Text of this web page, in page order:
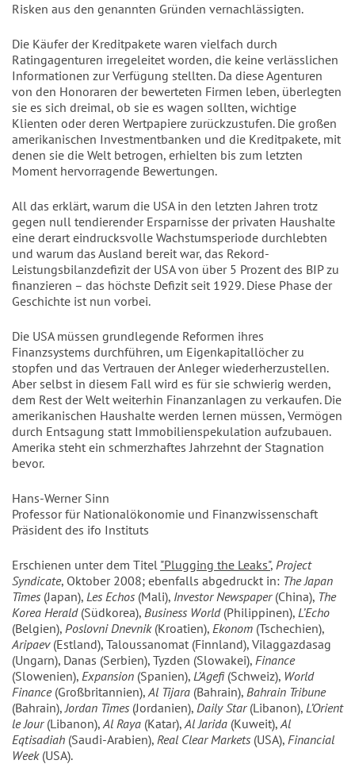
Risken aus den genannten Gründen vernachlässigten.
Die Käufer der Kreditpakete waren vielfach durch
Ratingagenturen irregeleitet worden, die keine verlässlichen
Informationen zur Verfügung stellten. Da diese Agenturen
von den Honoraren der bewerteten Firmen leben, überlegten
sie es sich dreimal, ob sie es wagen sollten, wichtige
Klienten oder deren Wertpapiere zurückzustufen. Die großen
amerikanischen Investmentbanken und die Kreditpakete, mit
denen sie die Welt betrogen, erhielten bis zum letzten
Moment hervorragende Bewertungen.
All das erklärt, warum die USA in den letzten Jahren trotz
gegen null tendierender Ersparnisse der privaten Haushalte
eine derart eindrucksvolle Wachstumsperiode durchlebten
und warum das Ausland bereit war, das Rekord-
Leistungsbilanzdefizit der USA von über 5 Prozent des BIP zu
finanzieren – das höchste Defizit seit 1929. Diese Phase der
Geschichte ist nun vorbei.
Die USA müssen grundlegende Reformen ihres
Finanzsystems durchführen, um Eigenkapitallöcher zu
stopfen und das Vertrauen der Anleger wiederherzustellen.
Aber selbst in diesem Fall wird es für sie schwierig werden,
dem Rest der Welt weiterhin Finanzanlagen zu verkaufen. Die
amerikanischen Haushalte werden lernen müssen, Vermögen
durch Entsagung statt Immobilienspekulation aufzubauen.
Amerika steht ein schmerzhaftes Jahrzehnt der Stagnation
bevor.
Hans-Werner Sinn
Professor für Nationalökonomie und Finanzwissenschaft
Präsident des ifo Instituts
Erschienen unter dem Titel "Plugging the Leaks", Project
Syndicate, Oktober 2008; ebenfalls abgedruckt in: The Japan
Times (Japan), Les Echos (Mali), Investor Newspaper(China), The
Korea Herald(Südkorea), Business World(Philippinen), L’Echo
(Belgien), Poslovni Dnevnik(Kroatien), Ekonom (Tschechien),
Aripaev(Estland), Taloussanomat (Finnland), Vilaggazdasag
(Ungarn), Danas (Serbien), Tyzden (Slowakei), Finance
(Slowenien), Expansion (Spanien), L’Agefi(Schweiz), World
Finance(Großbritannien),Al Tijara (Bahrain), Bahrain Tribune
(Bahrain),Jordan Times (Jordanien), Daily Star(Libanon), L’Orient
le Jour(Libanon),Al Raya (Katar),Al Jarida (Kuweit),Al
Eqtisadiah (Saudi-Arabien), Real Clear Markets (USA), Financial
Week(USA).